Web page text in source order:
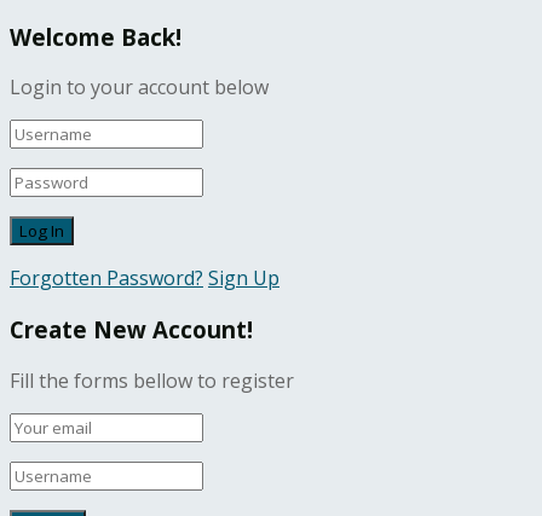
Welcome Back!
Login to your account below
Forgotten Password? Sign Up
Create New Account!
Fill the forms bellow to register